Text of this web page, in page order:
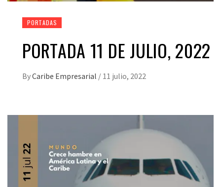
PORTADAS
PORTADA 11 DE JULIO, 2022
ByCaribe Empresarial / 11 julio, 2022